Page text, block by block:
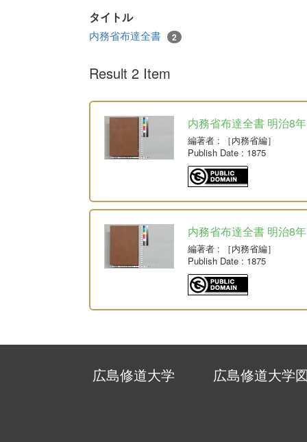
タイトル
内務省布達全書 2
Result 2 Item
内務省布達全書 明治8年
編著者 : ［内務省編］
Publish Date : 1875
内務省布達全書 明治8年
編著者 : ［内務省編］
Publish Date : 1875
広島修道大学 広島修道大学